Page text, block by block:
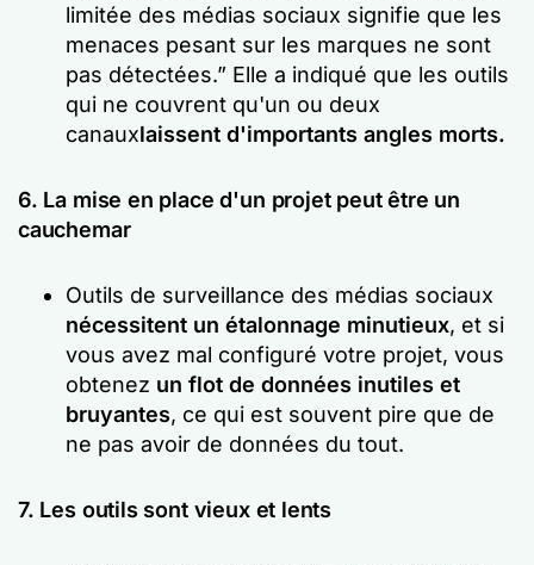
limitée des médias sociaux signifie que les
menaces pesant sur les marques ne sont
pas détectées.” Elle a indiqué que les outils
qui ne couvrent qu'un ou deux
canauxlaissent d'importants angles morts.
6. La mise en place d'un projet peut être un
cauchemar
Outils de surveillance des médias sociaux
nécessitent un étalonnage minutieux, et si
vous avez mal configuré votre projet, vous
obtenez un flot de données inutiles et
bruyantes, ce qui est souvent pire que de
ne pas avoir de données du tout.
7. Les outils sont vieux et lents